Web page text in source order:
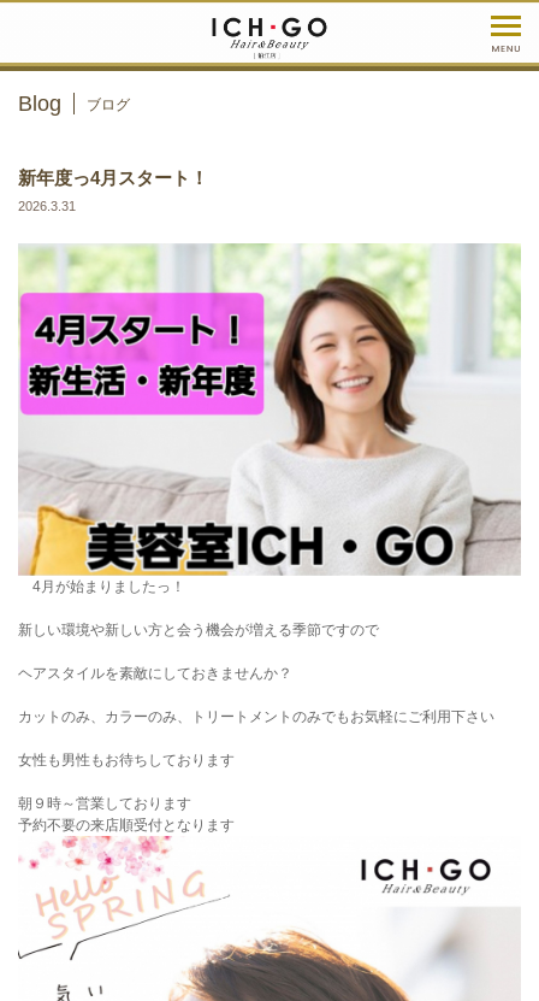
Blog ブログ
新年度っ4月スタート！
2026.3.31
4月が始まりましたっ！
新しい環境や新しい方と会う機会が増える季節ですので
ヘアスタイルを素敵にしておきませんか？
カットのみ、カラーのみ、トリートメントのみでもお気軽にご利用下さい
女性も男性もお待ちしております
朝９時～営業しております
予約不要の来店順受付となります